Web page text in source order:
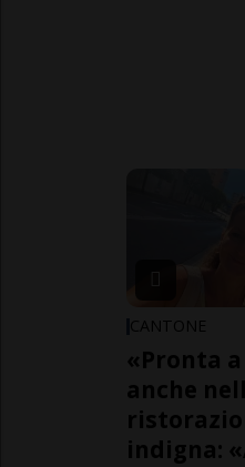
CANTONE
«Pronta
anche
indigna: